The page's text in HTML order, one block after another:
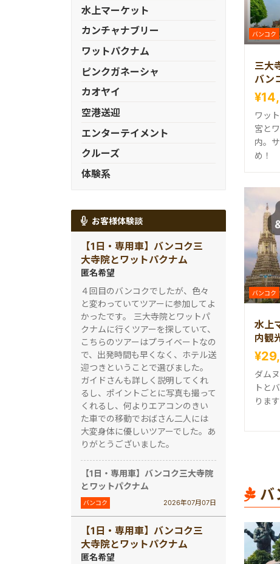
バンコク
三大
バン
ワッ
宮と
内。
め！
バンコク
水上
内観
ダム
トと
ります
バ
水上マーケット
カンチャナブリー
ワットパクナム
ピンクガネーシャ
カオヤイ
空港送迎
エンターテイメント
クルーズ
体験系
お客様体験談
【1日・専用車】バンコク三
大寺院とワットパクナム
匿名希望
４回目のバンコクでしたが、色々
と変わっていてツアーに参加してよ
かったです。 三大寺院とワットパ
クナムに行くツアーを探していて、
こちらのツアーはプライベートなの
で、出発時間も早くなく、ホテル送
迎つきということで選びました。
ガイドさんも詳しく説明してくれ
るし、ポイントごとに写真も撮って
くれるし、何よりエアコンのきい
た車での移動でおばさん二人には
大変身体に優しいツアーでした。あ
りがとうございました。
【1日・専用車】バンコク三大寺院
とワットパクナム
バンコク 2026年07月07日
【1日・専用車】バンコク三
大寺院とワットパクナム
匿名希望